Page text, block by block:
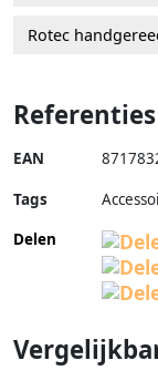
Rotec
Referenties
EAN
Tags
Delen